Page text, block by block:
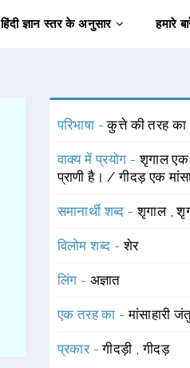
हिंदी ज्ञान स्तर के अनुसार हमारे
परिभाषा -कुत्ते की तरह
वाक्य में प्रयोग -शृगाल एक
प्राणी है। / गीदड़ एक
समानार्थी शब्द -शृगाल ,
विलोम शब्द -शेर
लिंग - अज्ञात
एक तरह का -मांसाहारी
प्रकार -गीदड़ी ,गीदड़